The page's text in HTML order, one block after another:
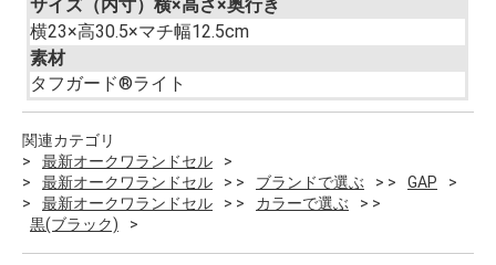
サイズ（内寸）横×高さ×奥行き
横23×高30.5×マチ幅12.5cm
素材
タフガード®ライト
関連カテゴリ
最新オークワランドセル
最新オークワランドセル
ブランドで選ぶ
GAP
最新オークワランドセル
カラーで選ぶ
黒(ブラック)